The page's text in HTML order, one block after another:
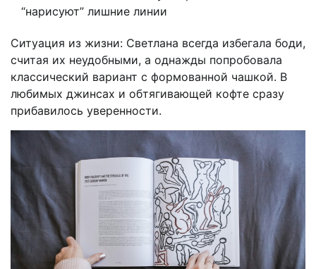
“нарисуют” лишние линии
Ситуация из жизни: Светлана всегда избегала боди,
считая их неудобными, а однажды попробовала
классический вариант с формованной чашкой. В
любимых джинсах и обтягивающей кофте сразу
прибавилось уверенности.